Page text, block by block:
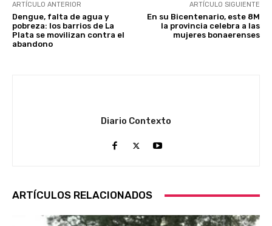
ARTÍCULO ANTERIOR
Dengue, falta de agua y
pobreza: los barrios de La
Plata se movilizan contra el
abandono
ARTÍCULO SIGUIENTE
En su Bicentenario, este 8M
la provincia celebra a las
mujeres bonaerenses
Diario Contexto
ARTÍCULOS RELACIONADOS